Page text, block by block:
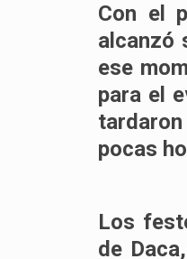
Con el
alcanzó
ese
para el
pocas
Los
de Daca